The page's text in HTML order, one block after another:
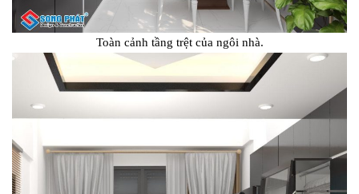
Toàn cảnh tầng trệt của ngôi nhà.